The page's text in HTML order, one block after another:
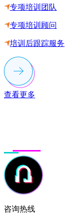
专项培训团队
专项培训顾问
培训后跟踪服务
查看更多
咨询热线